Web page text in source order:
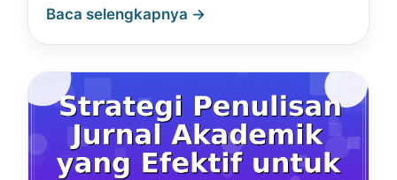
Baca selengkapnya →